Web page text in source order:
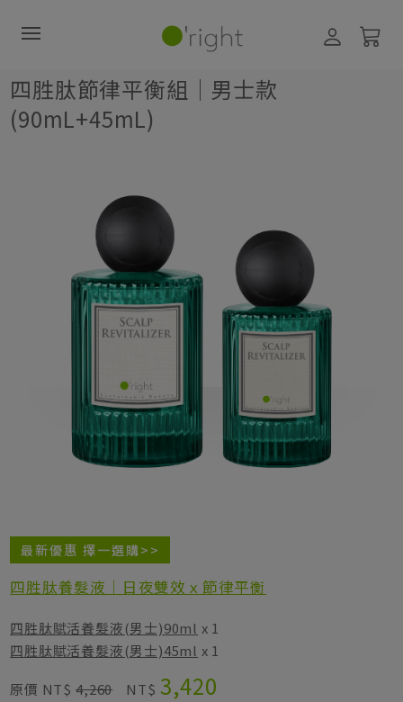
直購訂閱制
經典咖啡因系列
居家生活HOME系列
綠色生活指南
四胜肽節律平衡組｜男士款(90mL+45mL)
四胜肽節律平衡組｜男士款
(90mL+45mL)
最新優惠 擇一選購>>
四胜肽養髮液｜日夜雙效ｘ節律平衡
四胜肽賦活養髮液(男士)90ml x 1
四胜肽賦活養髮液(男士)45ml x 1
原價 NT$ 4,260 NT$ 3,420